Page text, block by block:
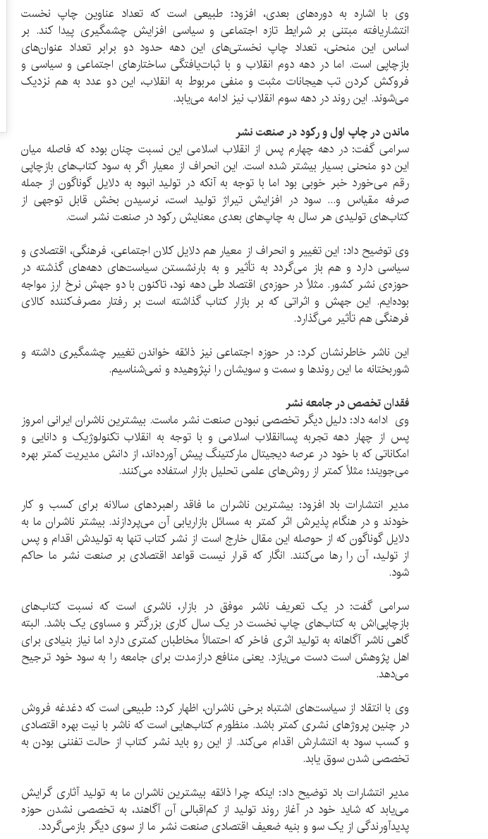
وی با اشاره به دوره‌های بعدی، افزود: طبیعی است که تعداد عناوین چاپ نخست
انتشاریافته مبتنی بر شرایط تازه اجتماعی و سیاسی افزایش چشمگیری پیدا کند. بر
اساس این منحنی، تعداد چاپ نخستی‌های این دهه حدود دو برابر تعداد عنوان‌های
بازچاپی است. اما در دهه‌ دوم انقلاب و با ثبات‌یافتگی ساختارهای اجتماعی و سیاسی و
فروکش کردن تب هیجانات مثبت و منفی مربوط به انقلاب، این دو عدد به هم نزدیک
می‌شوند. این روند در دهه‌ سوم انقلاب نیز ادامه می‌یابد.
ماندن در چاپ اول و رکود در صنعت نشر
سرامی گفت: در دهه چهارم پس از انقلاب اسلامی این نسبت چنان بوده که فاصله‌ میان
این دو منحنی بسیار بیشتر شده است. این انحراف از معیار اگر به سود کتاب‌های بازچاپی
رقم می‌خورد خبر خوبی بود اما با توجه به آنکه در تولید انبوه به دلایل گوناگون از جمله
صرفه‌ مقیاس و... سود در افزایش تیراژ تولید است، نرسیدن بخش قابل توجهی از
کتاب‌های تولیدی هر سال به چاپ‌های بعدی معنایش رکود در صنعت نشر است.
وی توضیح داد: این تغییر و انحراف از معیار هم دلایل کلان اجتماعی، فرهنگی، اقتصادی و
سیاسی دارد و هم باز می‌گردد به تأثیر و به‌ بارنشستن سیاست‌های دهه‌های گذشته در
حوزه‌ی نشر کشور. مثلاً در حوزه‌ی اقتصاد طی دهه‌ نود، تاکنون با دو جهش نرخ ارز مواجه
بوده‌ایم. این جهش و اثراتی که بر بازار کتاب گذاشته است بر رفتار مصرف‌کننده‌ کالای
فرهنگی هم تأثیر می‌گذارد.
این ناشر خاطرنشان کرد: در حوزه‌ اجتماعی نیز ذائقه‌ خواندن تغییر چشمگیری داشته و
شوربختانه ما این روندها و سمت و سویشان را نپژوهیده و نمی‌شناسیم.
فقدان تخصص در جامعه نشر
وی ادامه داد: دلیل دیگر تخصصی نبودن صنعت نشر ماست. بیشترین ناشران ایرانی امروز
پس از چهار دهه تجربه‌ پساانقلاب اسلامی و با توجه به انقلاب تکنولوژیک و دانایی و
امکاناتی که با خود در عرصه‌ دیجیتال مارکتینگ پیش آورده‌اند، از دانش مدیریت کمتر بهره
می‌جویند؛ مثلاً کمتر از روش‌های علمی تحلیل بازار استفاده می‌کنند.
مدیر انتشارات باد افزود: بیشترین ناشران ما فاقد راهبردهای سالانه برای کسب و کار
خودند و در هنگام پذیرش اثر کمتر به مسائل بازاریابی آن می‌پردازند. بیشتر ناشران ما به
دلایل گوناگون که از حوصله‌ این مقال خارج است از نشر کتاب تنها به تولیدش اقدام و پس
از تولید، آن را رها می‌کنند. انگار که قرار نیست قواعد اقتصادی بر صنعت نشر ما حاکم
شود.
سرامی گفت: در یک تعریف ناشر موفق در بازار، ناشری است که نسبت کتاب‌های
بازچاپی‌اش به کتاب‌های چاپ نخست در یک سال کاری بزرگتر و مساوی یک باشد. البته
گاهی ناشر آگاهانه به تولید اثری فاخر که احتمالأ مخاطبان کمتری دارد اما نیاز بنیادی برای
اهل پژوهش است دست می‌یازد. یعنی منافع درازمدت برای جامعه را به سود خود ترجیح
می‌دهد.
وی با انتقاد از سیاست‌های اشتباه برخی ناشران، اظهار کرد: طبیعی است که دغدغه فروش
در چنین پروژهای نشری کمتر باشد. منظورم کتاب‌هایی است که ناشر با نیت بهره اقتصادی
و کسب سود به انتشارش اقدام می‌کند. از این رو باید نشر کتاب از حالت تفننی بودن به
تخصصی شدن سوق یابد.
مدیر انتشارات باد توضیح داد: اینکه چرا ذائقه‌ بیشترین ناشران ما به تولید آثاری گرایش
می‌یابد که شاید خود در آغاز روند تولید از کم‌اقبالی آن آگاهند، به تخصصی نشدن حوزه‌
پدیدآورندگی از یک سو و بنیه ضعیف اقتصادی صنعت نشر ما از سوی دیگر بازمی‌گردد.